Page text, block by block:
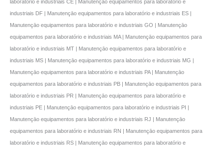
laboratório e industriais CE | Manutençāo equipamentos para laboratório e
industriais DF | Manutençāo equipamentos para laboratório e industriais ES |
Manutençāo equipamentos para laboratório e industriais GO | Manutençāo
equipamentos para laboratório e industriais MA | Manutençāo equipamentos para
laboratório e industriais MT | Manutençāo equipamentos para laboratório e
industriais MS | Manutençāo equipamentos para laboratório e industriais MG |
Manutençāo equipamentos para laboratório e industriais PA | Manutençāo
equipamentos para laboratório e industriais PB | Manutençāo equipamentos para
laboratório e industriais PR | Manutençāo equipamentos para laboratório e
industriais PE | Manutençāo equipamentos para laboratório e industriais PI |
Manutençāo equipamentos para laboratório e industriais RJ | Manutençāo
equipamentos para laboratório e industriais RN | Manutençāo equipamentos para
laboratório e industriais RS | Manutençāo equipamentos para laboratório e